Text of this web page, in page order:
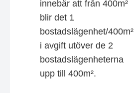
innebär att från 400m²
blir det 1
bostadslägenhet/400m²
i avgift utöver de 2
bostadslägenheterna
upp till 400m².